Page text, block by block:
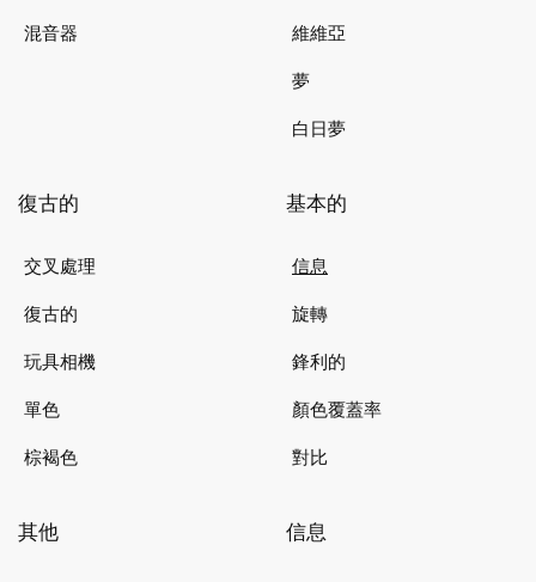
混音器 維維亞
夢
白日夢
復古的
交叉處理
復古的
玩具相機
單色
棕褐色
基本的
信息
旋轉
鋒利的
顏色覆蓋率
對比
其他 信息